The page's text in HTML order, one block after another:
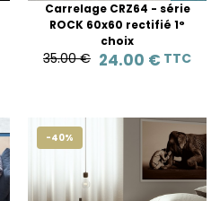
Carrelage CRZ64 - série
ROCK 60x60 rectifié 1°
choix
35.00 € 24.00 € TTC
-40%